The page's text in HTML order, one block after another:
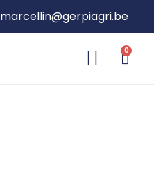
marcellin@gerpiagri.be
0